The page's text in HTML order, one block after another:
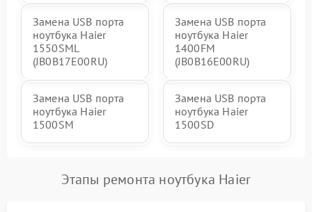
Замена USB порта
ноутбука Haier
1550SML
(JB0B17E00RU)
Замена USB порта
ноутбука Haier
1400FM
(JB0B16E00RU)
Замена USB порта
ноутбука Haier
1500SM
Замена USB порта
ноутбука Haier
1500SD
Этапы ремонта ноутбука Haier